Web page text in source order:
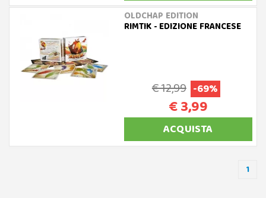
OLDCHAP EDITION
RIMTIK - EDIZIONE FRANCESE
€ 12,99 -69%
€ 3,99
ACQUISTA
1